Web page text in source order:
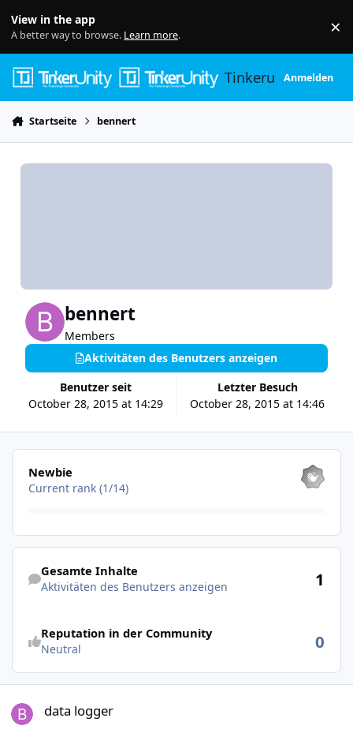
View in the app
A better way to browse. Learn more. ×
TinkerunityAnmelden
Startseite bennert
bennert
Members
Benutzer seit
October 28, 2015 at 14:29
Letzter Besuch
October 28, 2015 at 14:46
Aktivitäten des Benutzers anzeigen
Alle anzeigen
Newbie
Current rank (1/14)
Aktivitäten des Benutzers anzeigen
Gesamte Inhalte
Aktivitäten des Benutzers anzeigen 1
Reputation in der Community
Neutral 0
data logger